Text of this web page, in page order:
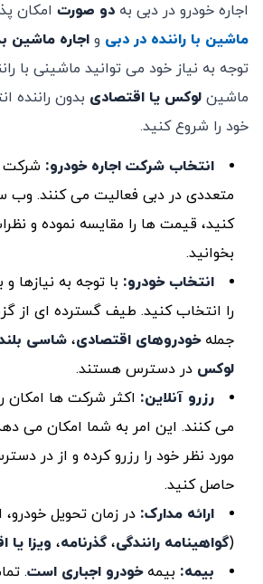
اجاره خودرو در دبی به دو صورت امکان
ماشین با راننده در دبی و اجاره ماشین
توجه به نیاز خود می توانید ماشینی با
ماشین لوکس یا اقتصادی بدون راننده
خود را شروع کنید.
انتخاب شرکت اجاره خودرو: شرکت
متعددی در دبی فعالیت می کنند. وب
کنید، قیمت ها را مقایسه نموده و
بخوانید.
انتخاب خودرو: با توجه به نیازها
را انتخاب کنید. طیف گسترده ای از
جملهخودروهای اقتصادی، شاسی
لوکس در دسترس هستند.
رزرو آنلاین: اکثر شرکت ها امکان
می کنند. این امر به شما امکان می
مورد نظر خود را رزرو کرده و از در
حاصل کنید.
ارائه مدارک: در زمان تحویل
(گواهینامه رانندگی،گذرنامه، ویزا یا
بیمه: بیمهخودرو اجباری است.